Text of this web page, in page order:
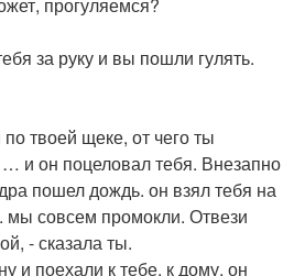
за руку и вы пошли гулять.
твоей щеке, от чего ты
и он поцеловал тебя. Внезапно
пошел дождь. он взял тебя на
мы совсем промокли. Отвези
- сказала ты.
и поехали к тебе. к дому, он